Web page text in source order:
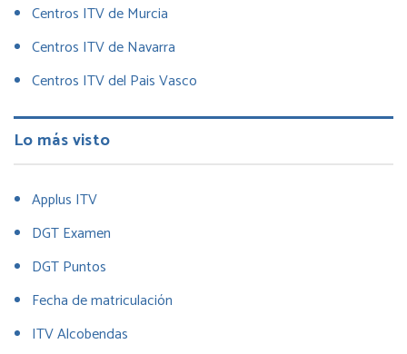
Centros ITV de Murcia
Centros ITV de Navarra
Centros ITV del Pais Vasco
Lo más visto
Applus ITV
DGT Examen
DGT Puntos
Fecha de matriculación
ITV Alcobendas